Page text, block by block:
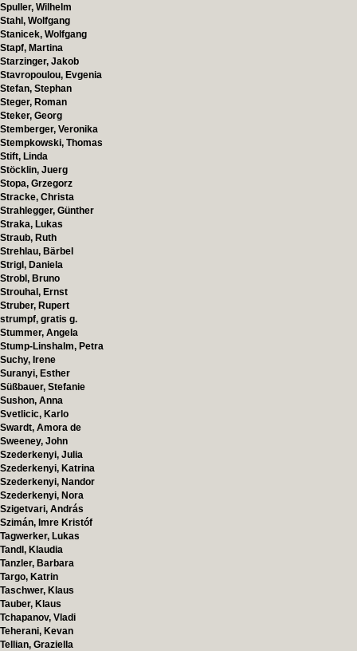
Spuller, Wilhelm
Stahl, Wolfgang
Stanicek, Wolfgang
Stapf, Martina
Starzinger, Jakob
Stavropoulou, Evgenia
Stefan, Stephan
Steger, Roman
Steker, Georg
Stemberger, Veronika
Stempkowski, Thomas
Stift, Linda
Stöcklin, Juerg
Stopa, Grzegorz
Stracke, Christa
Strahlegger, Günther
Straka, Lukas
Straub, Ruth
Strehlau, Bärbel
Strigl, Daniela
Strobl, Bruno
Strouhal, Ernst
Struber, Rupert
strumpf, gratis g.
Stummer, Angela
Stump-Linshalm, Petra
Suchy, Irene
Suranyi, Esther
Süßbauer, Stefanie
Sushon, Anna
Svetlicic, Karlo
Swardt, Amora de
Sweeney, John
Szederkenyi, Julia
Szederkenyi, Katrina
Szederkenyi, Nandor
Szederkenyi, Nora
Szigetvari, András
Szimán, Imre Kristóf
Tagwerker, Lukas
Tandl, Klaudia
Tanzler, Barbara
Targo, Katrin
Taschwer, Klaus
Tauber, Klaus
Tchapanov, Vladi
Teherani, Kevan
Tellian, Graziella